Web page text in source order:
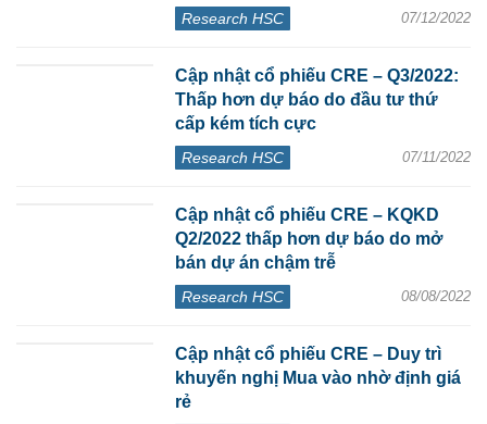
Research HSC 07/12/2022
Cập nhật cổ phiếu CRE – Q3/2022:
Thấp hơn dự báo do đầu tư thứ
cấp kém tích cực
Research HSC 07/11/2022
Cập nhật cổ phiếu CRE – KQKD
Q2/2022 thấp hơn dự báo do mở
bán dự án chậm trễ
Research HSC 08/08/2022
Cập nhật cổ phiếu CRE – Duy trì
khuyến nghị Mua vào nhờ định giá
rẻ